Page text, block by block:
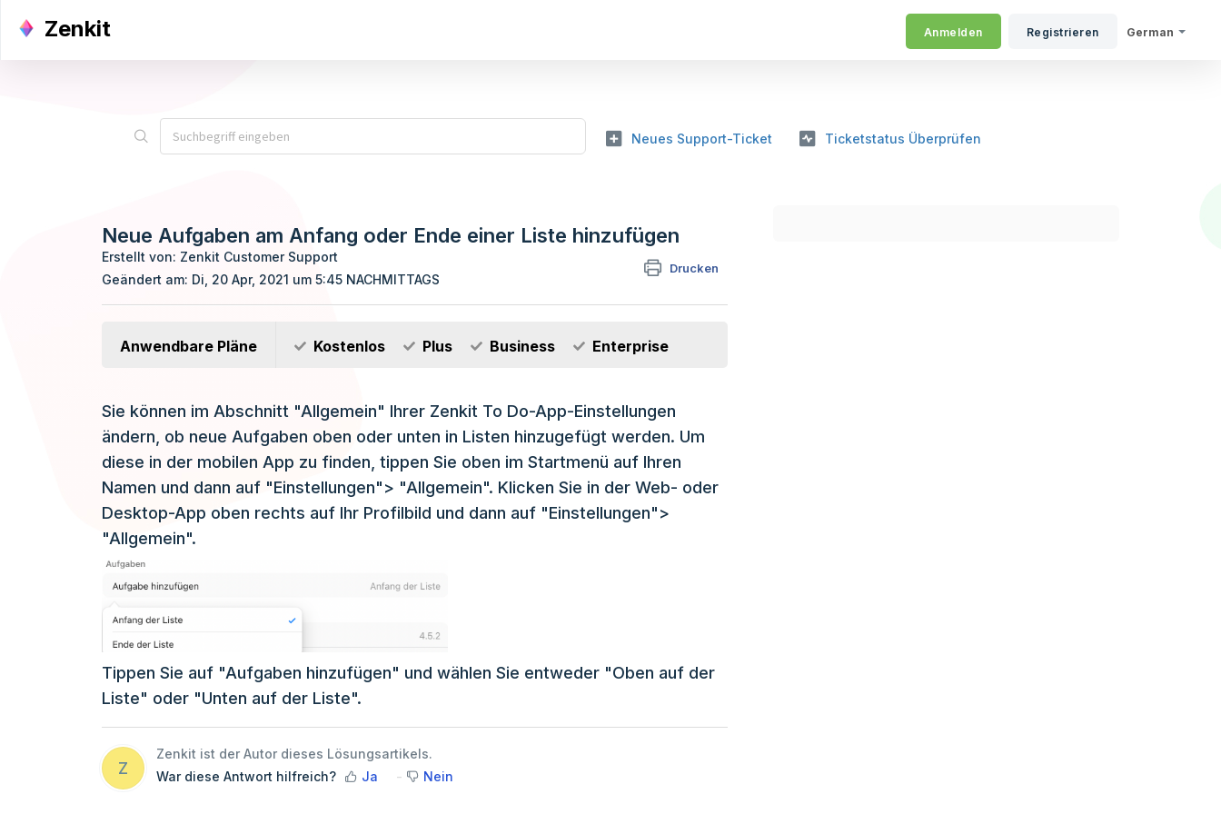
Zenkit German
Anmelden Registrieren
Neues Support-Ticket Ticketstatus Überprüfen
Neue Aufgaben am Anfang oder Ende einer Liste hinzufügen
Drucken
Erstellt von: Zenkit Customer Support
Geändert am: Di, 20 Apr, 2021 um 5:45 NACHMITTAGS
Anwendbare Pläne Kostenlos Plus Business Enterprise
Sie können im Abschnitt "Allgemein" Ihrer Zenkit To Do-App-Einstellungen
ändern, ob neue Aufgaben oben oder unten in Listen hinzugefügt werden. Um
diese in der mobilen App zu finden, tippen Sie oben im Startmenü auf Ihren
Namen und dann auf "Einstellungen"> "Allgemein". Klicken Sie in der Web- oder
Desktop-App oben rechts auf Ihr Profilbild und dann auf "Einstellungen">
"Allgemein".
Tippen Sie auf "Aufgaben hinzufügen" und wählen Sie entweder "Oben auf der
Liste" oder "Unten auf der Liste".
Z
Zenkit ist der Autor dieses Lösungsartikels.
War diese Antwort hilfreich?
Ja Nein